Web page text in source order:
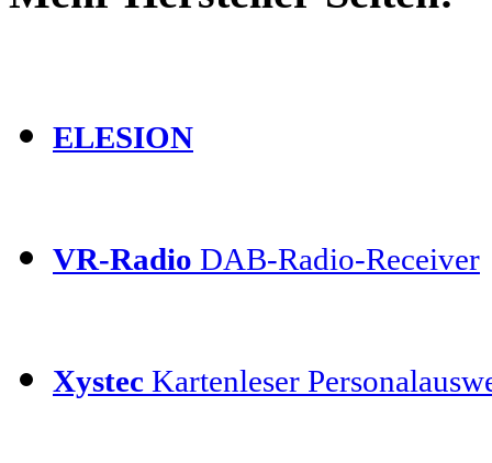
ELESION
VR-Radio DAB-Radio-Receiver
Xystec Kartenleser